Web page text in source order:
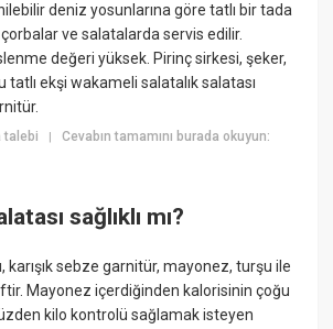
deniz yosunlarına göre tatlı bir tada
ve salatalarda servis edilir.
değeri yüksek. Pirinç sirkesi, şeker,
ekşi wakameli salatalık salatası
talebi |Cevabın tamamını burada okuyun:
sağlıklı mı?
karışık sebze garnitür, mayonez, turşu ile
Mayonez içerdiğinden kalorisinin çoğu
kilo kontrolü sağlamak isteyen